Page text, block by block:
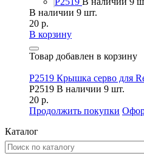
В наличии 9 шт.
20 р.
В корзину
Товар добавлен в корзину
P2519 Крышка серво для
P2519 В наличии 9 шт.
20 р.
Продолжить покупки
Каталог